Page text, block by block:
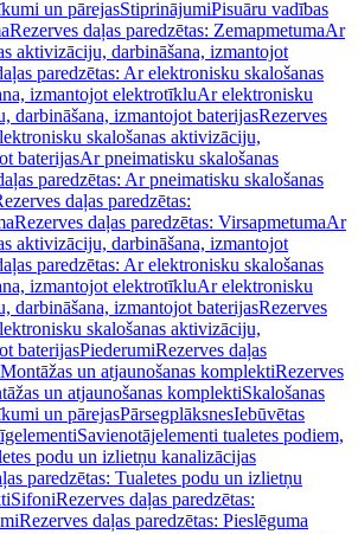
un pārejasStiprinājumiPisuāru vadības
Rezerves daļas paredzētas: ZemapmetumaAr
aktivizāciju, darbināšana, izmantojot
paredzētas: Ar elektronisku skalošanas
izmantojot elektrotīkluAr elektronisku
darbināšana, izmantojot baterijasRezerves
skalošanas aktivizāciju,
baterijasAr pneimatisku skalošanas
paredzētas: Ar pneimatisku skalošanas
daļas paredzētas:
Rezerves daļas paredzētas: VirsapmetumaAr
aktivizāciju, darbināšana, izmantojot
paredzētas: Ar elektronisku skalošanas
izmantojot elektrotīkluAr elektronisku
darbināšana, izmantojot baterijasRezerves
skalošanas aktivizāciju,
baterijasPiederumiRezerves daļas
Montāžas un atjaunošanas komplektiRezerves
un atjaunošanas komplektiSkalošanas
un pārejasPārsegplāksnesIebūvētas
Savienotājelementi tualetes podiem,
podu un izlietņu kanalizācijas
paredzētas: Tualetes podu un izlietņu
SifoniRezerves daļas paredzētas:
Rezerves daļas paredzētas: Pieslēguma